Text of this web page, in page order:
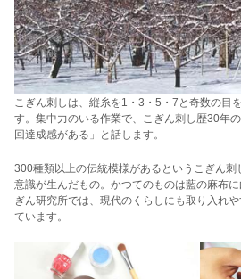
こぎん刺しは、縦糸を1・3・5・7と奇数の目
す。集中力のいる作業で、こぎん刺し歴30年
回達成感がある」と話します。
300種類以上の伝統模様があるというこぎん
意識が生んだもの。かつてのものは藍の麻布
ぎん研究所では、現代のくらしにも取り入れ
ています。